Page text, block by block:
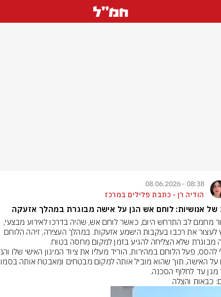
08:38 - 08.06.2026
הודיה רן - כתבת פלילים במרכז
של אנושיות: לוחם אש הגן על אישה מבוגרת במהלך אזעקה
מגן עד לחלוף הסכנה.
כבאות והצלה